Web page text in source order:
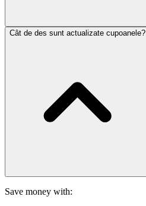
Cât de des sunt actualizate cupoanele?
Save money with: